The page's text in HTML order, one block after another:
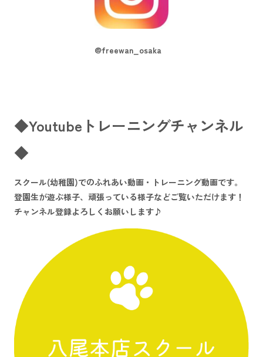
@freewan_osaka
◆Youtubeトレーニングチャンネル
◆
スクール(幼稚園)でのふれあい動画・トレーニング動画です。
登園生が遊ぶ様子、頑張っている様子などご覧いただけます！
チャンネル登録よろしくお願いします♪